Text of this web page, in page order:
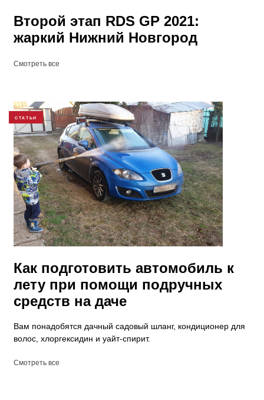
​Второй этап RDS GP 2021:
жаркий Нижний Новгород
Смотреть все
СТАТЬИ
Как подготовить автомобиль к
лету при помощи подручных
средств на даче
Вам понадобятся дачный садовый шланг, кондиционер для
волос, хлоргексидин и уайт-спирит.
Смотреть все